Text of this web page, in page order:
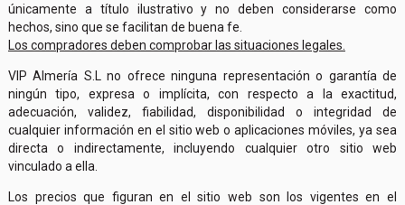
únicamente a título ilustrativo y no deben considerarse como
hechos, sino que se facilitan de buena fe.
Los compradores deben comprobar las situaciones legales.
VIP Almería S.L no ofrece ninguna representación o garantía de
ningún tipo, expresa o implícita, con respecto a la exactitud,
adecuación, validez, fiabilidad, disponibilidad o integridad de
cualquier información en el sitio web o aplicaciones móviles, ya sea
directa o indirectamente, incluyendo cualquier otro sitio web
vinculado a ella.
Los precios que figuran en el sitio web son los vigentes en el